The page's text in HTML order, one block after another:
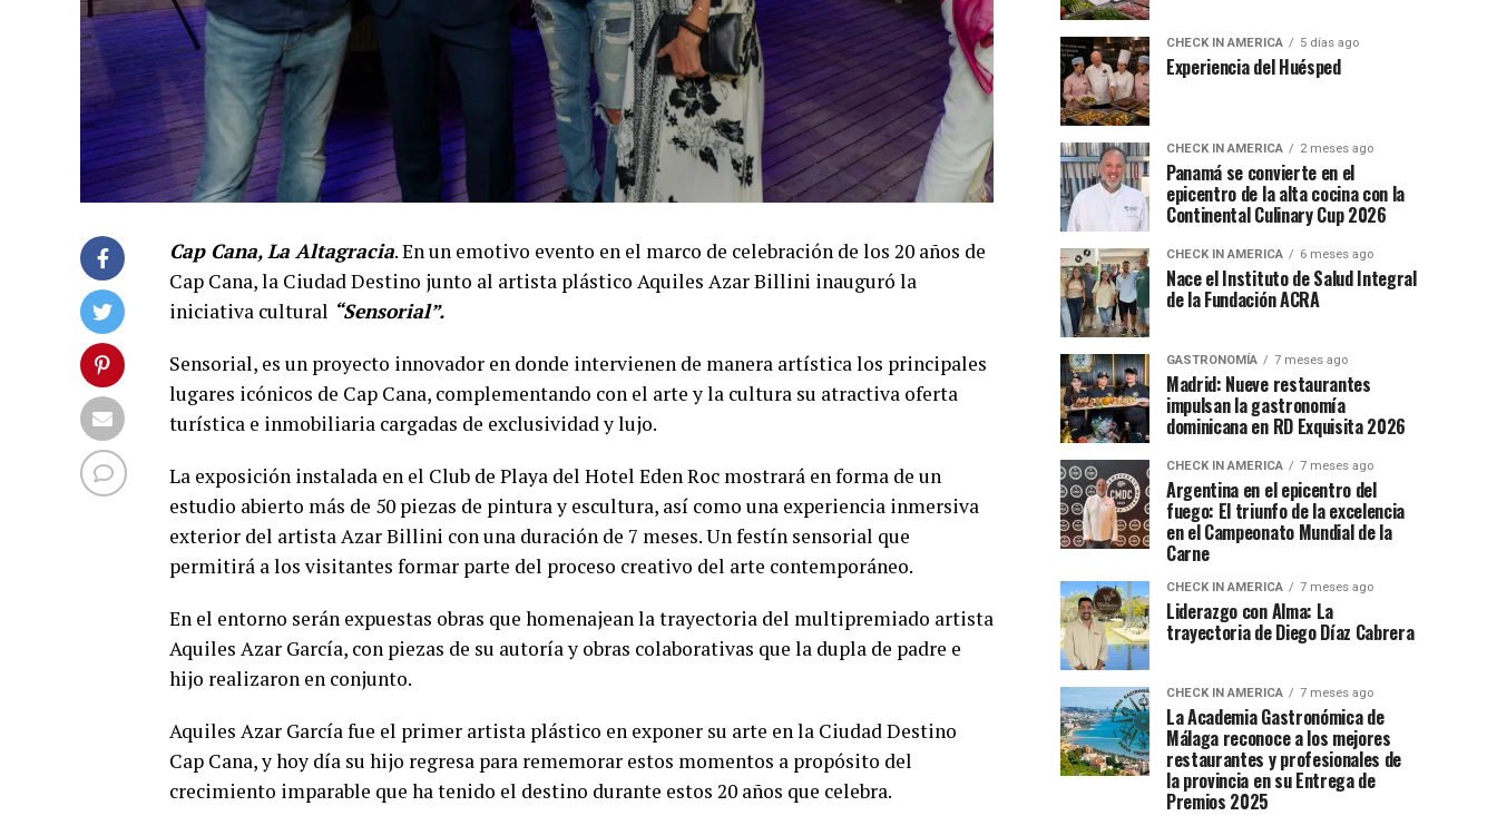
Cap Cana, La Altagracia. En un emotivo evento en el marco de celebración de los 20 años de
Cap Cana, la Ciudad Destino junto al artista plástico Aquiles Azar Billini inauguró la
iniciativa cultural “Sensorial”.
Sensorial, es un proyecto innovador en donde intervienen de manera artística los principales
lugares icónicos de Cap Cana, complementando con el arte y la cultura su atractiva oferta
turística e inmobiliaria cargadas de exclusividad y lujo.
La exposición instalada en el Club de Playa del Hotel Eden Roc mostrará en forma de un
estudio abierto más de 50 piezas de pintura y escultura, así como una experiencia inmersiva
exterior del artista Azar Billini con una duración de 7 meses. Un festín sensorial que
permitirá a los visitantes formar parte del proceso creativo del arte contemporáneo.
En el entorno serán expuestas obras que homenajean la trayectoria del multipremiado artista
Aquiles Azar García, con piezas de su autoría y obras colaborativas que la dupla de padre e
hijo realizaron en conjunto.
Aquiles Azar García fue el primer artista plástico en exponer su arte en la Ciudad Destino
Cap Cana, y hoy día su hijo regresa para rememorar estos momentos a propósito del
crecimiento imparable que ha tenido el destino durante estos 20 años que celebra.
CHECK IN AMERICA 5 días ago
Experiencia del Huésped
CHECK IN AMERICA 2 meses ago
Panamá se convierte en el
epicentro de la alta cocina con la
Continental Culinary Cup 2026
CHECK IN AMERICA 6 meses ago
Nace el Instituto de Salud Integral
de la Fundación ACRA
GASTRONOMÍA 7 meses ago
Madrid: Nueve restaurantes
impulsan la gastronomía
dominicana en RD Exquisita 2026
CHECK IN AMERICA 7 meses ago
Argentina en el epicentro del
fuego: El triunfo de la excelencia
en el Campeonato Mundial de la
Carne
CHECK IN AMERICA 7 meses ago
Liderazgo con Alma: La
trayectoria de Diego Díaz Cabrera
CHECK IN AMERICA 7 meses ago
La Academia Gastronómica de
Málaga reconoce a los mejores
restaurantes y profesionales de
la provincia en su Entrega de
Premios 2025